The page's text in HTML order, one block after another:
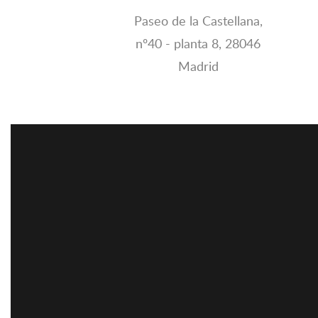
Paseo de la Castellana,
nº40 - planta 8, 28046
Madrid